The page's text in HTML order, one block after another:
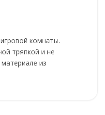
комнаты.
тряпкой и не
из